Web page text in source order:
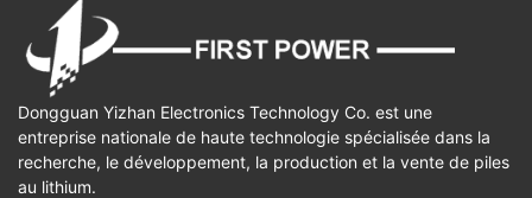
Dongguan Yizhan Electronics Technology Co. est une
entreprise nationale de haute technologie spécialisée dans la
recherche, le développement, la production et la vente de piles
au lithium.